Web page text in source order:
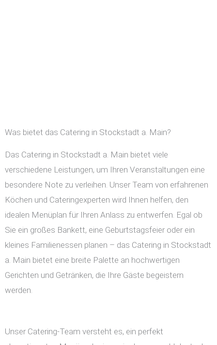
Was bietet das Catering in Stockstadt a. Main?
Das Catering in Stockstadt a. Main bietet viele
verschiedene Leistungen, um Ihren Veranstaltungen eine
besondere Note zu verleihen. Unser Team von erfahrenen
Köchen und Cateringexperten wird Ihnen helfen, den
idealen Menüplan für Ihren Anlass zu entwerfen. Egal ob
Sie ein großes Bankett, eine Geburtstagsfeier oder ein
kleines Familienessen planen – das Catering in Stockstadt
a. Main bietet eine breite Palette an hochwertigen
Gerichten und Getränken, die Ihre Gäste begeistern
werden.
Unser Catering-Team versteht es, ein perfekt